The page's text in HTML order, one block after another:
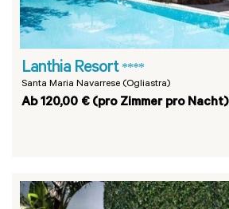
Lanthia Resort ****
Santa Maria Navarrese (Ogliastra)
Ab 120,00 € (pro Zimmer pro Nacht)